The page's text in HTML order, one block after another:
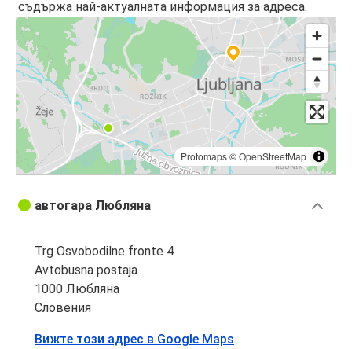
съдържа най-актуалната информация за адреса.
Protomaps©OpenStreetMap
автогара Любляна
Trg Osvobodilne fronte 4
Avtobusna postaja
1000 Любляна
Словения
Вижте този адрес в Google Maps